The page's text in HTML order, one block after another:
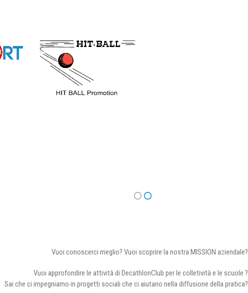
Vuoi conoscerci meglio? Vuoi scoprire la nostra MISSION aziendale?
Vuoi approfondire le attività di DecathlonClub per le colletività e le scuole ?
Sai che ci impegniamo in progetti sociali che ci aiutano nella diffusione della pratica?